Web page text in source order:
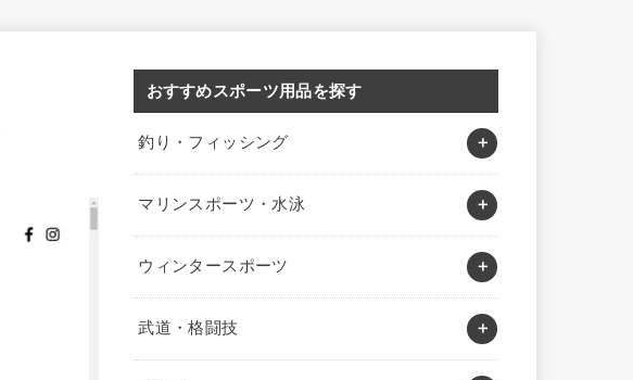
おすすめスポーツ用品を探す
釣り・フィッシング
マリンスポーツ・水泳
ウィンタースポーツ
武道・格闘技